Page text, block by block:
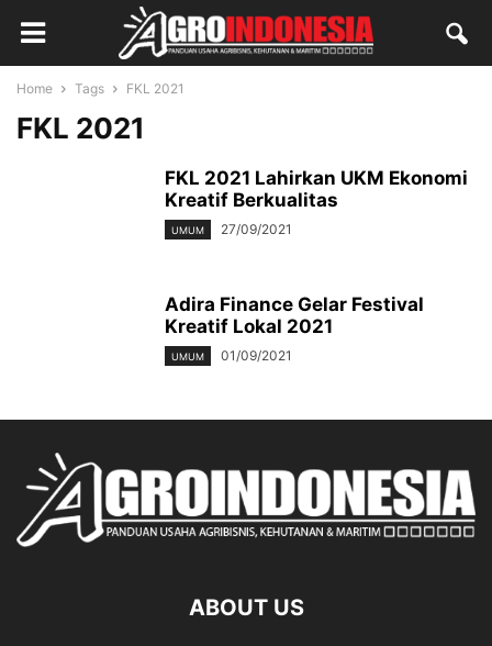
Home Tags FKL 2021
FKL 2021
FKL 2021 Lahirkan UKM Ekonomi
Kreatif Berkualitas
UMUM 27/09/2021
Adira Finance Gelar Festival
Kreatif Lokal 2021
UMUM 01/09/2021
ABOUT US